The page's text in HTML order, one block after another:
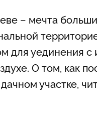
– мечта
для уединения
О том, как
участке,